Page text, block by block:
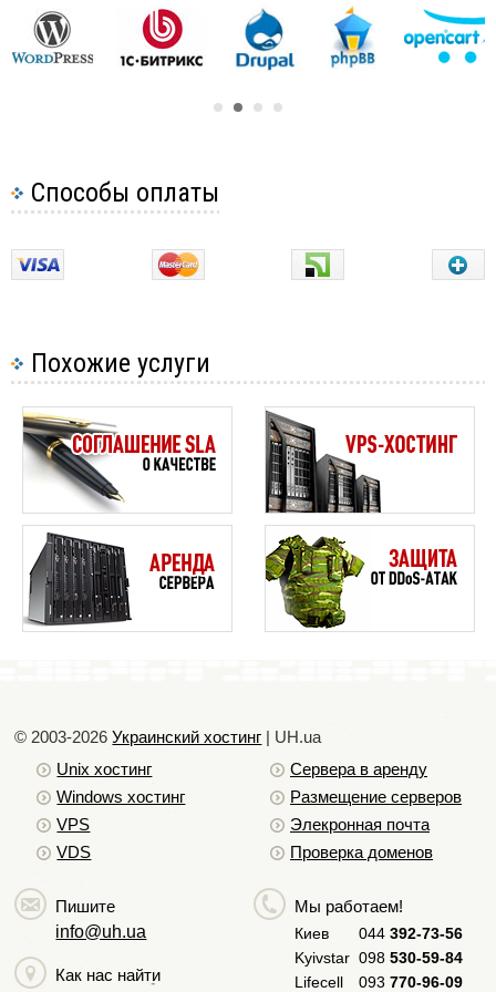
на сервер для заливки и обновления файлов
сайта, доступ к почтовому серверу для
отправки и получения почты, доступ к
управлению базой данных с контентом сайта и
проблем, связанных с размещением сайта
клиента. Хороший хостинг должен
стремиться свести время качественной
вопросы, поставленные клиентом.
Это гарантия сохранности информации
клиента, даже в случае технических
неисправностей сервера.
Это гарантия того, что сайт размещен на
сервере с максимально быстрым и широким
каналом связи, что обеспечит быструю
загрузку страниц посетителями этого сайта.
В принципе, существует возможность
размещение сайта в интернете и своими силами
что теоретически это возможно, но, как правило,
на организацию такого качества вы потратите
денег, времени и сил больше, чем мы это сможем
вам предложить за абсолютно приемлемую цену.
Разница между SSD и HDD хостингом
Способы оплаты
Похожие услуги
© 2003-2026Украинский хостинг | UH.ua
Unix хостинг
Windows хостинг
VPS
VDS
Сервера в аренду
Размещение серверов
Элекронная почта
Проверка доменов
Пишите
info@uh.ua
Как нас найти
Мы работаем!
Киев 044 392-73-56
Kyivstar 098 530-59-84
Lifecell
093 770-96-09